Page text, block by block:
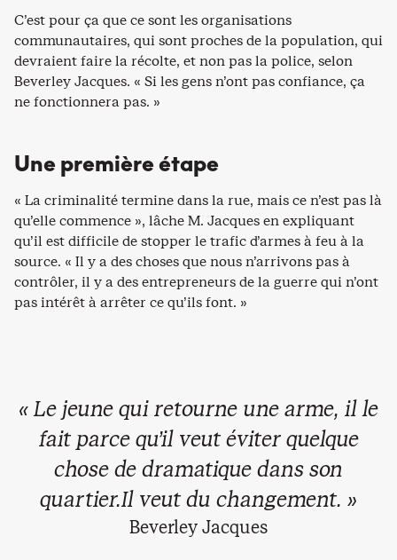
C’est pour ça que ce sont les organisations
communautaires, qui sont proches de la population, qui
devraient faire la récolte, et non pas la police, selon
Beverley Jacques. « Si les gens n’ont pas confiance, ça
ne fonctionnera pas. »
Une première étape
« La criminalité termine dans la rue, mais ce n’est pas là
qu’elle commence », lâche M. Jacques en expliquant
qu’il est difficile de stopper le trafic d’armes à feu à la
source. « Il y a des choses que nous n’arrivons pas à
contrôler, il y a des entrepreneurs de la guerre qui n’ont
pas intérêt à arrêter ce qu’ils font. »
« Le jeune qui retourne une arme, il le
fait parce qu’il veut éviter quelque
chose de dramatique dans son
quartier.Il veut du changement. »
Beverley Jacques